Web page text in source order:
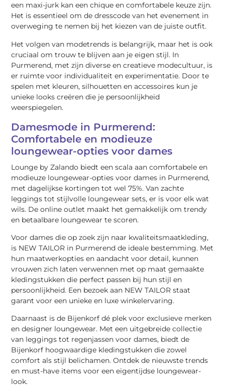
een maxi-jurk kan een chique en comfortabele keuze zijn.
Het is essentieel om de dresscode van het evenement in
overweging te nemen bij het kiezen van de juiste outfit.
Het volgen van modetrends is belangrijk, maar het is ook
cruciaal om trouw te blijven aan je eigen stijl. In
Purmerend, met zijn diverse en creatieve modecultuur, is
er ruimte voor individualiteit en experimentatie. Door te
spelen met kleuren, silhouetten en accessoires kun je
unieke looks creëren die je persoonlijkheid
weerspiegelen.
Damesmode in Purmerend:
Comfortabele en modieuze
loungewear-opties voor dames
Lounge by Zalando biedt een scala aan comfortabele en
modieuze loungewear-opties voor dames in Purmerend,
met dagelijkse kortingen tot wel 75%. Van zachte
leggings tot stijlvolle loungewear sets, er is voor elk wat
wils. De online outlet maakt het gemakkelijk om trendy
en betaalbare loungewear te scoren.
Voor dames die op zoek zijn naar kwaliteitsmaatkleding,
is NEW TAILOR in Purmerend de ideale bestemming. Met
hun maatwerkopties en aandacht voor detail, kunnen
vrouwen zich laten verwennen met op maat gemaakte
kledingstukken die perfect passen bij hun stijl en
persoonlijkheid. Een bezoek aan NEW TAILOR staat
garant voor een unieke en luxe winkelervaring.
Daarnaast is de Bijenkorf dé plek voor exclusieve merken
en designer loungewear. Met een uitgebreide collectie
van leggings tot regenjassen voor dames, biedt de
Bijenkorf hoogwaardige kledingstukken die zowel
comfort als stijl belichamen. Ontdek de nieuwste trends
en must-have items voor een eigentijdse loungewear-
look.